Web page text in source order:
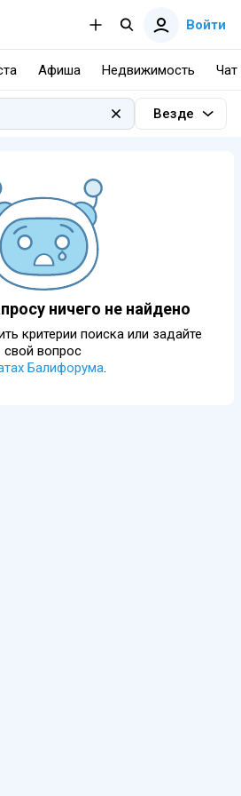
Войти
Афиша Недвижимость Чат
Везде
ничего не найдено
критерии поиска или задайте
свой вопрос
Балифорума.